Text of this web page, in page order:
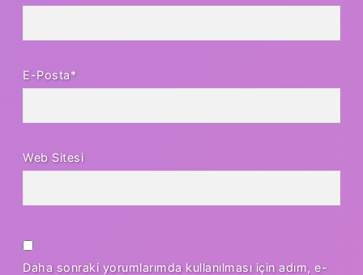
E-Posta*
Web Sitesi
Daha sonraki yorumlarımda kullanılması için adım, e-